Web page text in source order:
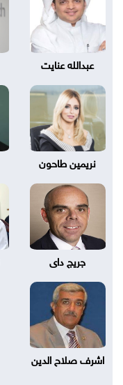
عبدالله عنايت
نريمين طاحون
جريج داى
اشرف صلاح الدين